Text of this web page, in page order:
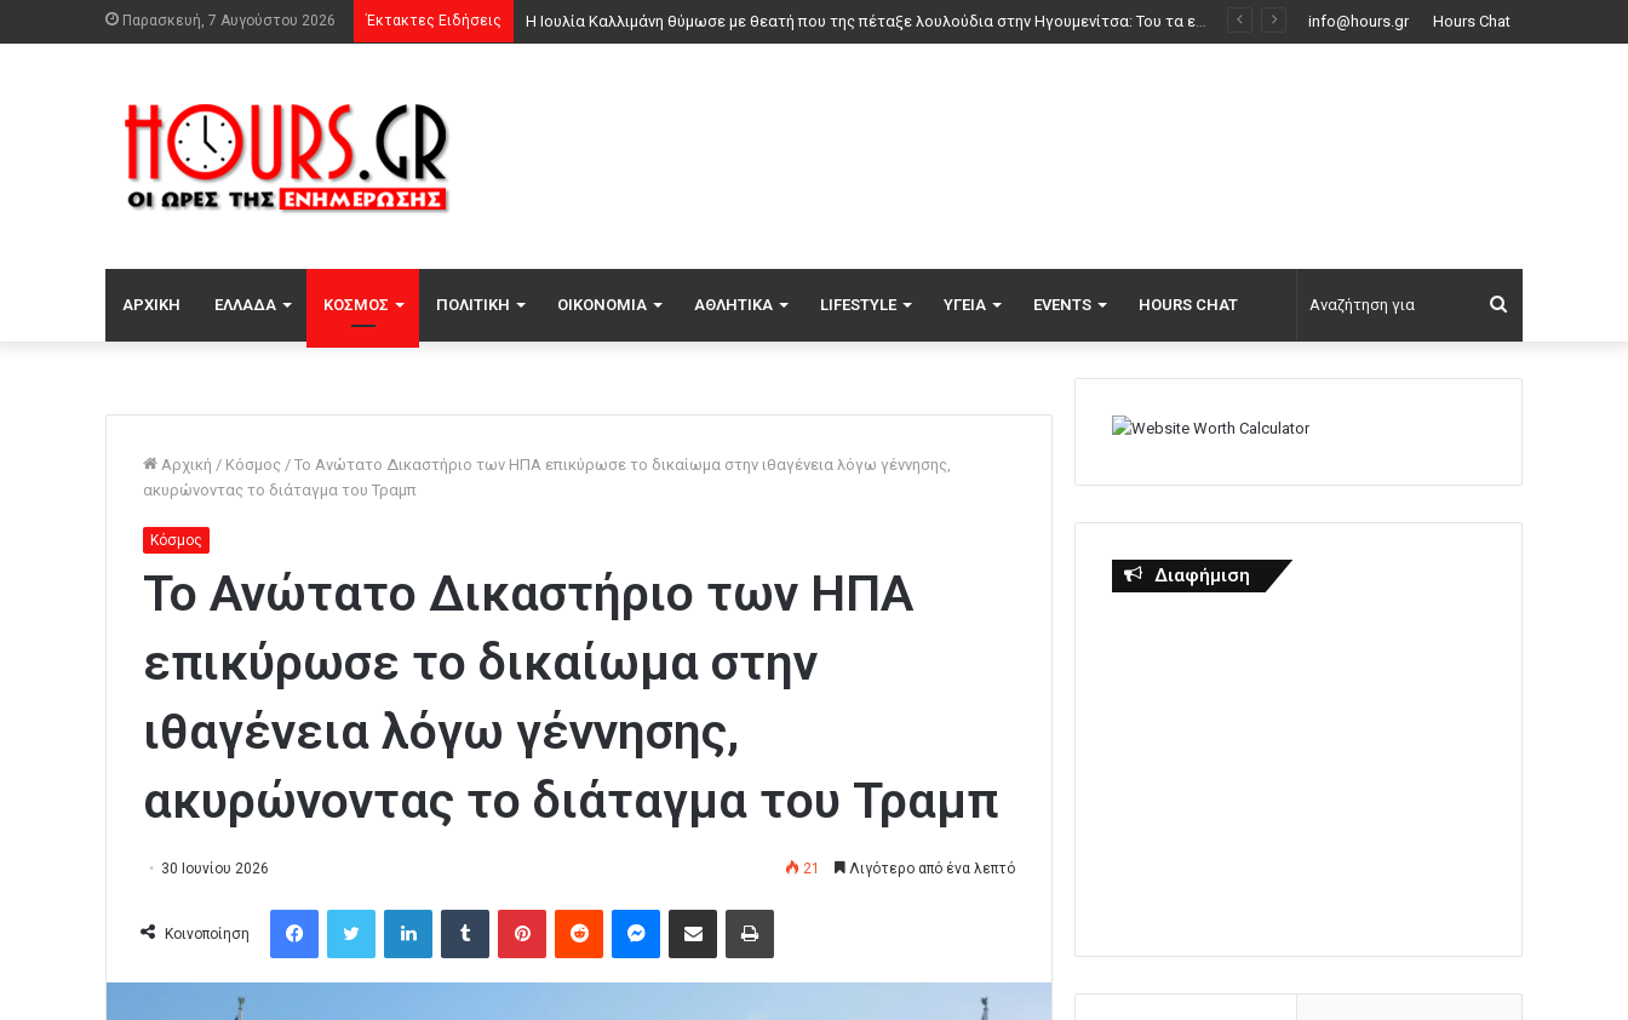
Παρασκευή, 7 Αυγούστου 2026 Έκτακτες Ειδήσεις Φωτιά σε εγκαταλελειμμένο κτήριο στο Μοσχάτο info@hours.gr Hours Chat
ΑΡΧΙΚΉ ΕΛΛΆΔΑ ΚΌΣΜΟΣ ΠΟΛΙΤΙΚΉ ΟΙΚΟΝΟΜΊΑ ΑΘΛΗΤΙΚΆ LIFESTYLE ΥΓΕΊΑ EVENTS HOURS CHAT
για
Αρχική / Κόσμος / Το Ανώτατο Δικαστήριο των ΗΠΑ επικύρωσε το δικαίωμα στην ιθαγένεια λόγω γέννησης,
ακυρώνοντας το διάταγμα του Τραμπ
Κόσμος
Το Ανώτατο Δικαστήριο των ΗΠΑ
επικύρωσε το δικαίωμα στην
ιθαγένεια λόγω γέννησης,
ακυρώνοντας το διάταγμα του Τραμπ
30 Ιουνίου 2026 21 Λιγότερο από ένα λεπτό
Κοινοποίηση
Διαφήμιση